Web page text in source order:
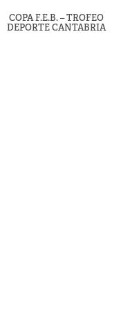
COPA F.E.B. – TROFEO
DEPORTE CANTABRIA